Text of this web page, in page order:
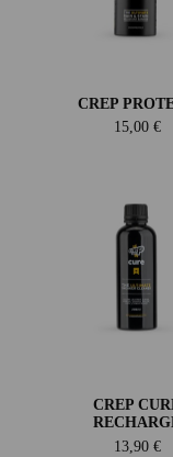
CREP
15,00 €
CREP
13,90 €